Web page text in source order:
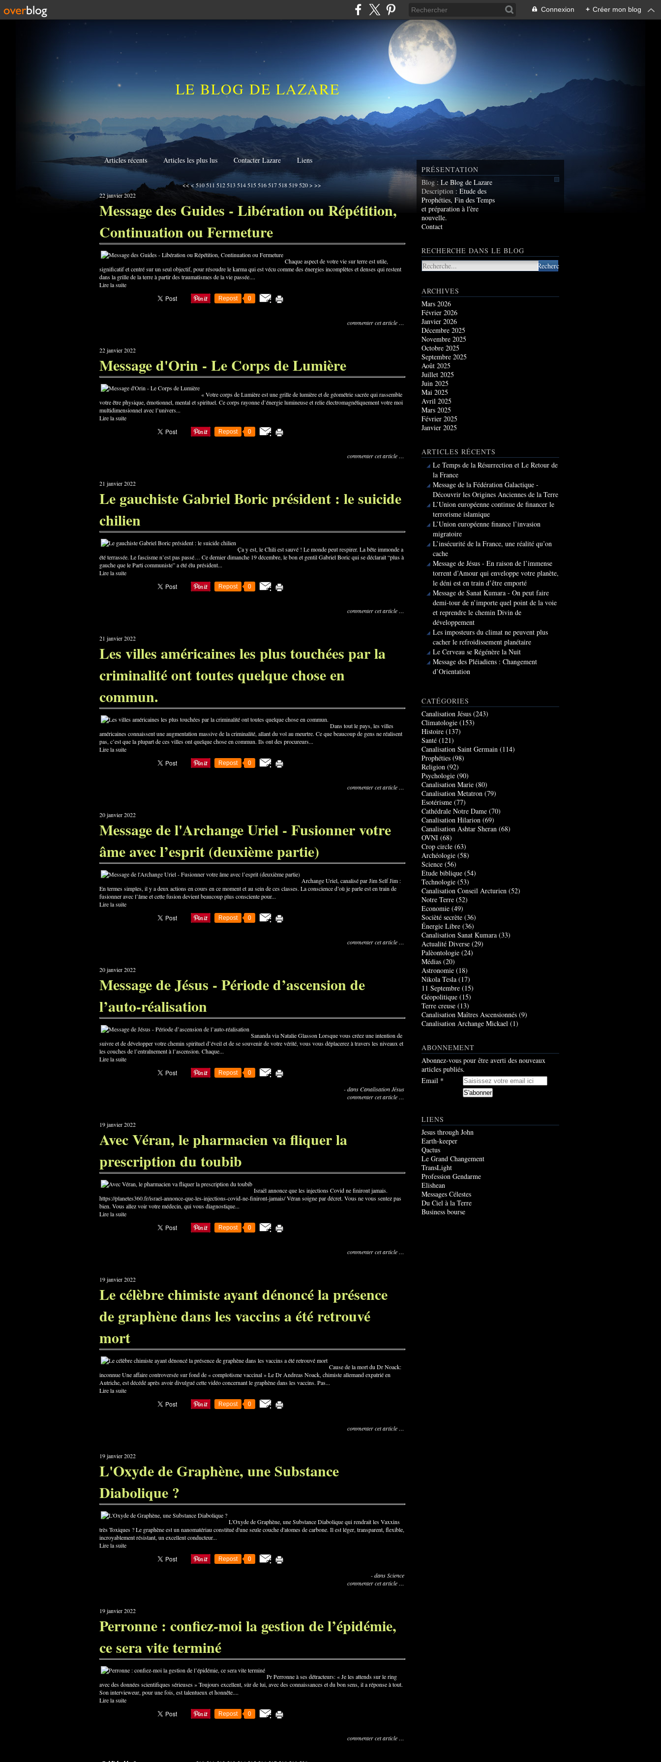
Connexion + Créer mon blog
LE BLOG DE LAZARE
Articles récents Articles les plus lus Contacter Lazare Liens
<<<500
510511 512 513 514 515 516 517 518 519 520530
540
550
560
570
580
590
600
700
800
> >>
22 janvier 2022
Message des Guides - Libération ou Répétition,
Continuation ou Fermeture
Chaque aspect de votre vie sur terre est utile,
significatif et centré sur un seul objectif, pour résoudre le karma qui est vécu comme des énergies incomplètes et denses qui restent
dans la grille de la terre à partir des traumatismes de la vie passée....
Lire la suite
Repost 0
commenter cet article …
22 janvier 2022
Message d'Orin - Le Corps de Lumière
« Votre corps de Lumière est une grille de lumière et de géométrie sacrée qui rassemble
votre être physique, émotionnel, mental et spirituel. Ce corps rayonne d’énergie lumineuse et relie électromagnétiquement votre moi
multidimensionnel avec l’univers...
Lire la suite
Repost 0
commenter cet article …
21 janvier 2022
Le gauchiste Gabriel Boric président : le suicide
chilien
Ça y est, le Chili est sauvé ! Le monde peut respirer. La bête immonde a
été terrassée. Le fascisme n’est pas passé… Ce dernier dimanche 19 décembre, le bon et gentil Gabriel Boric qui se déclarait “plus à
gauche que le Parti communiste” a été élu président...
Lire la suite
Repost 0
commenter cet article …
21 janvier 2022
Les villes américaines les plus touchées par la
criminalité ont toutes quelque chose en
commun.
Dans tout le pays, les villes
américaines connaissent une augmentation massive de la criminalité, allant du vol au meurtre. Ce que beaucoup de gens ne réalisent
pas, c’est que la plupart de ces villes ont quelque chose en commun. Ils ont des procureurs...
Lire la suite
Repost 0
commenter cet article …
20 janvier 2022
Message de l'Archange Uriel - Fusionner votre
âme avec l’esprit (deuxième partie)
Archange Uriel, canalisé par Jim Self Jim :
En termes simples, il y a deux actions en cours en ce moment et au sein de ces classes. La conscience d’où je parle est en train de
fusionner avec l’âme et cette fusion devient beaucoup plus consciente pour...
Lire la suite
Repost 0
commenter cet article …
20 janvier 2022
Message de Jésus - Période d’ascension de
l’auto-réalisation
Sananda via Natalie Glasson Lorsque vous créez une intention de
suivre et de développer votre chemin spirituel d’éveil et de se souvenir de votre vérité, vous vous déplacerez à travers les niveaux et
les couches de l’entraînement à l’ascension. Chaque...
Lire la suite
Repost 0
-dansCanalisation Jésus
commenter cet article …
19 janvier 2022
Avec Véran, le pharmacien va fliquer la
prescription du toubib
Israël annonce que les injections Covid ne finiront jamais.
https://planetes360.fr/israel-annonce-que-les-injections-covid-ne-finiront-jamais/ Véran soigne par décret. Vous ne vous sentez pas
bien. Vous allez voir votre médecin, qui vous diagnostique...
Lire la suite
Repost 0
commenter cet article …
19 janvier 2022
Le célèbre chimiste ayant dénoncé la présence
de graphène dans les vaccins a été retrouvé
mort
Cause de la mort du Dr Noack:
inconnue Une affaire controversée sur fond de « complotisme vaccinal » Le Dr Andreas Noack, chimiste allemand expatrié en
Autriche, est décédé après avoir divulgué cette vidéo concernant le graphène dans les vaccins. Pas...
Lire la suite
Repost 0
commenter cet article …
19 janvier 2022
L'Oxyde de Graphène, une Substance
Diabolique ?
L'Oxyde de Graphène, une Substance Diabolique qui rendrait les Vaxxins
très Toxiques ? Le graphène est un nanomatériau constitué d'une seule couche d'atomes de carbone. Il est léger, transparent, flexible,
incroyablement résistant, un excellent conducteur...
Lire la suite
Repost 0
-dansScience
commenter cet article …
19 janvier 2022
Perronne : confiez-moi la gestion de l’épidémie,
ce sera vite terminé
Pr Perronne à ses détracteurs: « Je les attends sur le ring
avec des données scientifiques sérieuses » Toujours excellent, sûr de lui, avec des connaissances et du bon sens, il a réponse à tout.
Son intervieweur, pour une fois, est talentueux et honnête....
Lire la suite
Repost 0
commenter cet article …
PRÉSENTATION
Blog : Le Blog de Lazare
Description : Etude des
Prophéties, Fin des Temps
et préparation à l'ère
nouvelle.
Contact
RECHERCHE DANS LE BLOG
ARCHIVES
Mars 2026
Février 2026
Janvier 2026
Décembre 2025
Novembre 2025
Octobre 2025
Septembre 2025
Août 2025
Juillet 2025
Juin 2025
Mai 2025
Avril 2025
Mars 2025
Février 2025
Janvier 2025
ARTICLES RÉCENTS
Le Temps de la Résurrection et Le Retour de
la France
Message de la Fédération Galactique -
Découvrir les Origines Anciennes de la Terre
L’Union européenne continue de financer le
terrorisme islamique
L’Union européenne finance l’invasion
migratoire
L’insécurité de la France, une réalité qu’on
cache
Message de Jésus - En raison de l’immense
torrent d’Amour qui enveloppe votre planète,
le déni est en train d’être emporté
Message de Sanat Kumara - On peut faire
demi-tour de n’importe quel point de la voie
et reprendre le chemin Divin de
développement
Les imposteurs du climat ne peuvent plus
cacher le refroidissement planétaire
Le Cerveau se Régénère la Nuit
Message des Pléiadiens : Changement
d’Orientation
CATÉGORIES
Canalisation Jésus (243)
Climatologie (153)
Histoire (137)
Santé (121)
Canalisation Saint Germain (114)
Prophéties (98)
Religion (92)
Psychologie (90)
Canalisation Marie (80)
Canalisation Metatron (79)
Esotérisme (77)
Cathédrale Notre Dame (70)
Canalisation Hilarion (69)
Canalisation Ashtar Sheran (68)
OVNI (68)
Crop circle (63)
Archéologie (58)
Science (56)
Etude biblique (54)
Technologie (53)
Canalisation Conseil Arcturien (52)
Notre Terre (52)
Economie (49)
Socièté secrète (36)
Énergie Libre (36)
Canalisation Sanat Kumara (33)
Actualité Diverse (29)
Palèontologie (24)
Médias (20)
Astronomie (18)
Nikola Tesla (17)
11 Septembre (15)
Géopolitique (15)
Terre creuse (13)
Canalisation Maîtres Ascensionnés (9)
Canalisation Archange Mickael (1)
ABONNEMENT
Abonnez-vous pour être averti des nouveaux
articles publiés.
Email
LIENS
Jesus through John
Earth-keeper
Qactus
Le Grand Changement
TransLight
Profession Gendarme
Elishean
Messages Célestes
Du Ciel à la Terre
Business bourse